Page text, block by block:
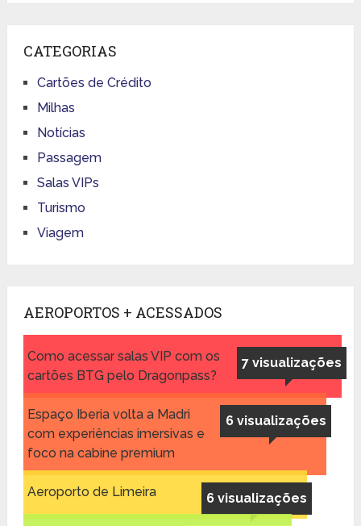
CATEGORIAS
Cartões de Crédito
Milhas
Notícias
Passagem
Salas VIPs
Turismo
Viagem
AEROPORTOS + ACESSADOS
7 visualizações
Como acessar salas VIP com os
cartões BTG pelo Dragonpass?
6 visualizações
Espaço Iberia volta a Madri
com experiências imersivas e
foco na cabine premium
6 visualizações
Aeroporto de Limeira